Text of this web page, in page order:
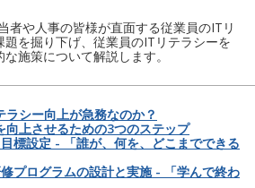
者や人事の皆様が直面する従業員のITリ
を掘り下げ、従業員のITリテラシーを
施策について解説します。
シー向上が急務なのか？
上させるための3つのステップ
標設定 - 「誰が、何を、どこまでできる
プログラムの設計と実施 - 「学んで終わ